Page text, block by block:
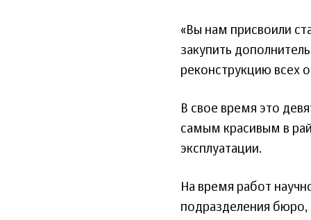
«Вы нам присвоили
закупить
реконструкцию всех
В свое время это
самым красивым в
эксплуатации.
На время работ
подразделения